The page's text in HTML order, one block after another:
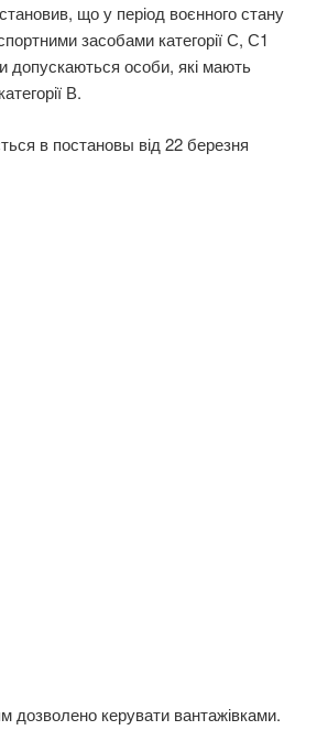
що у період воєнного стану
засобами категорії С, С1
допускаються особи, які мають
В.
в постановы від 22 березня
дозволено керувати вантажівками.